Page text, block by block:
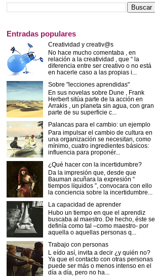
Entradas populares
Creatividad y creativ@s
No hace mucho comentaba , en
relación a la creatividad , que “ la
diferencia entre ser creativo o no está
en hacerle caso a las propias i...
Sobre "lecciones aprendidas"
En sus novelas sobre Dune , Frank
Herbert sitúa parte de la acción en
Arrakis , un planeta sin agua, con gran
parte de su superficie c...
Palancas para el cambio: un ejemplo
Para impulsar el cambio de cultura en
una organización se necesitan, como
mínimo, cuatro ingredientes básicos:
influencia para proponér...
¿Qué hacer con la incertidumbre?
Da la impresión que, desde que
Bauman acuñara la expresión “
tiempos líquidos ”, convocara con ello
la conciencia sobre la incertidumbre...
La capacidad de aprender
Hubo un tiempo en que el aprendiz
buscaba al maestro. De hecho, éste se
definía como tal –como maestro- por
aquella o aquellas personas q...
Trabajo con personas
L eído así, invita a decir ¿y quién no?
Ya que el contacto con otras personas
puede ser más o menos intenso en el
día a día, pero no ha...